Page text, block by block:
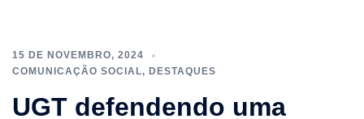
15 DE NOVEMBRO, 2024
COMUNICAÇÃO SOCIAL, DESTAQUES
UGT defendendo uma